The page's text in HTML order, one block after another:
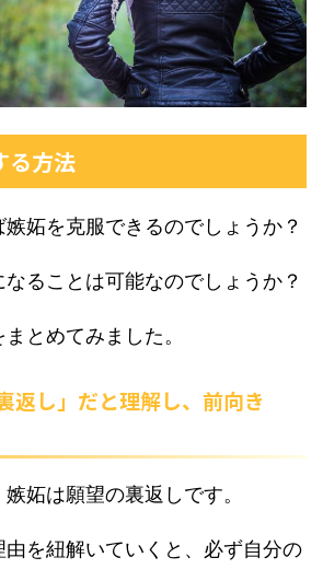
る方法
妬を克服できるのでしょうか？
ることは可能なのでしょうか？
とめてみました。
返し」だと理解し、前向き
妬は願望の裏返しです。
を紐解いていくと、必ず自分の